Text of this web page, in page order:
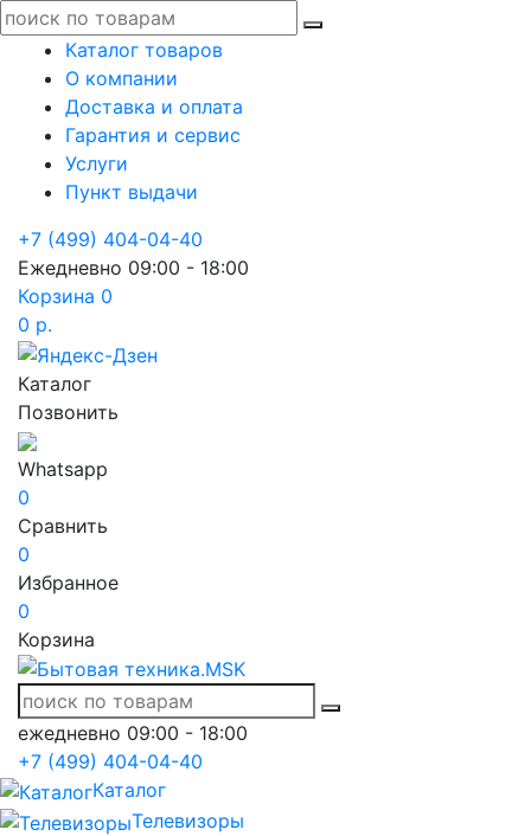
Каталог товаров
О компании
Доставка и оплата
Гарантия и сервис
Услуги
Пункт выдачи
+7 (499) 404-04-40
Ежедневно 09:00 - 18:00
Корзина 0
0 р.
Каталог
Позвонить
Whatsapp
0
Сравнить
0
Избранное
0
Корзина
ежедневно 09:00 - 18:00
+7 (499) 404-04-40
Каталог
Телевизоры